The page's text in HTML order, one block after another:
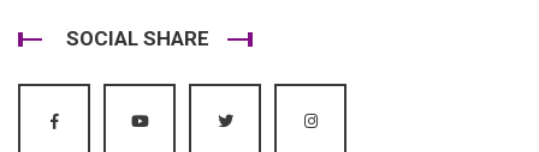
SOCIAL SHARE